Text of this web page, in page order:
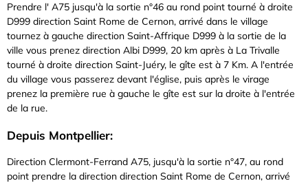
Prendre l' A75 jusqu'à la sortie n°46 au rond point tourné à droite
D999 direction Saint Rome de Cernon, arrivé dans le village
tournez à gauche direction Saint-Affrique D999 à la sortie de la
ville vous prenez direction Albi D999, 20 km après à La Trivalle
tourné à droite direction Saint-Juéry, le gîte est à 7 Km. A l'entrée
du village vous passerez devant l'église, puis après le virage
prenez la première rue à gauche le gîte est sur la droite à l'entrée
de la rue.
Depuis Montpellier:
Direction Clermont-Ferrand A75, jusqu'à la sortie n°47, au rond
point prendre la direction direction Saint Rome de Cernon, arrivé